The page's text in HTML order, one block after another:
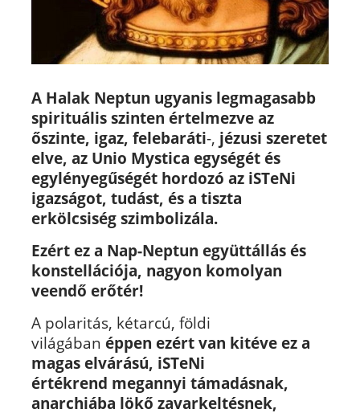
A Halak Neptun ugyanis legmagasabb
spirituális szinten értelmezveaz
őszinte, igaz, felebaráti-, jézusi szeretet
elve, az Unio Mystica egységét és
egylényegűségét hordozó az iSTeNi
igazságot, tudást, és a tiszta
erkölcsiség szimbolizála.
Ezért ez a Nap-Neptun együttállás és
konstellációja, nagyon komolyan
veendő erőtér!
A polaritás, kétarcú, földi
világában éppen ezért van kitéve ez a
magas elvárású, iSTeNi
értékrend megannyi támadásnak,
anarchiába lökő zavarkeltésnek,